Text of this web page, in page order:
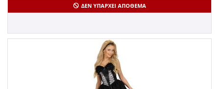
ΔΕΝ ΥΠΆΡΧΕΙ ΑΠΌΘΕΜΑ